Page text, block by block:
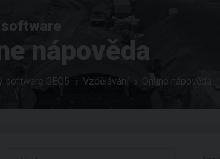
software
nápověda
software GEO5 Vzdělávání Online nápověda